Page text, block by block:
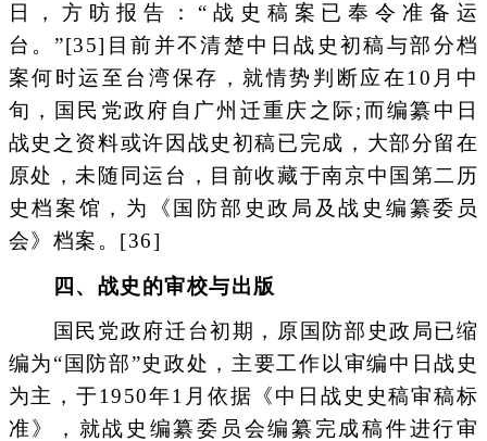
日，方昉报告：“战史稿案已奉令准备运
台。”[35]目前并不清楚中日战史初稿与部分档
案何时运至台湾保存，就情势判断应在10月中
旬，国民党政府自广州迁重庆之际;而编纂中日
战史之资料或许因战史初稿已完成，大部分留在
原处，未随同运台，目前收藏于南京中国第二历
史档案馆，为《国防部史政局及战史编纂委员
会》档案。[36]
四、战史的审校与出版
国民党政府迁台初期，原国防部史政局已缩
编为“国防部”史政处，主要工作以审编中日战史
为主，于1950年1月依据《中日战史史稿审稿标
准》，就战史编纂委员会编纂完成稿件进行审